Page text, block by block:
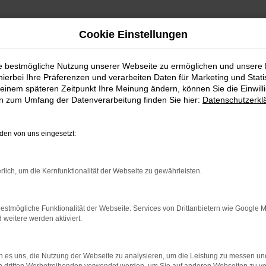
bestimmter Seiten verhindern. Funktioniert die Seite in
dem neuesten Stand sind.
kann auch dazu führen, dass bestimmte Funktionen nicht
Cookie Einstellungen
bestmögliche Nutzung unserer Webseite zu ermöglichen und unsere
Ihre Präferenzen und verarbeiten Daten für Marketing und
späteren Zeitpunkt Ihre Meinung ändern, können Sie die
zum Umfang der Datenverarbeitung finden Sie hier:
von uns eingesetzt:
um die Kernfunktionalität der Webseite zu gewährleisten.
Funktionalität der Webseite. Services von Drittanbietern wie Google
weitere werden aktiviert.
es uns, die Nutzung der Webseite zu analysieren, um die Leistung zu messen